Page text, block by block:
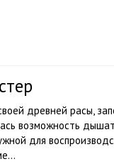
древней расы,
возможность
для